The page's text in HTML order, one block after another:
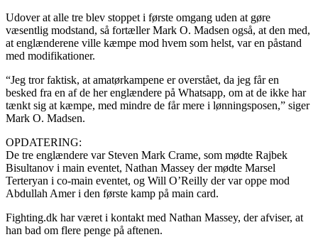
Udover at alle tre blev stoppet i første omgang uden at gøre
væsentlig modstand, så fortæller Mark O. Madsen også, at den med,
at englænderene ville kæmpe mod hvem som helst, var en påstand
med modifikationer.
“Jeg tror faktisk, at amatørkampene er overstået, da jeg får en
besked fra en af de her englændere på Whatsapp, om at de ikke har
tænkt sig at kæmpe, med mindre de får mere i lønningsposen,” siger
Mark O. Madsen.
OPDATERING:
De tre englændere var Steven Mark Crame, som mødte Rajbek
Bisultanov i main eventet, Nathan Massey der mødte Marsel
Terteryan i co-main eventet, og Will O’Reilly der var oppe mod
Abdullah Amer i den første kamp på main card.
Fighting.dk har været i kontakt med Nathan Massey, der afviser, at
han bad om flere penge på aftenen.